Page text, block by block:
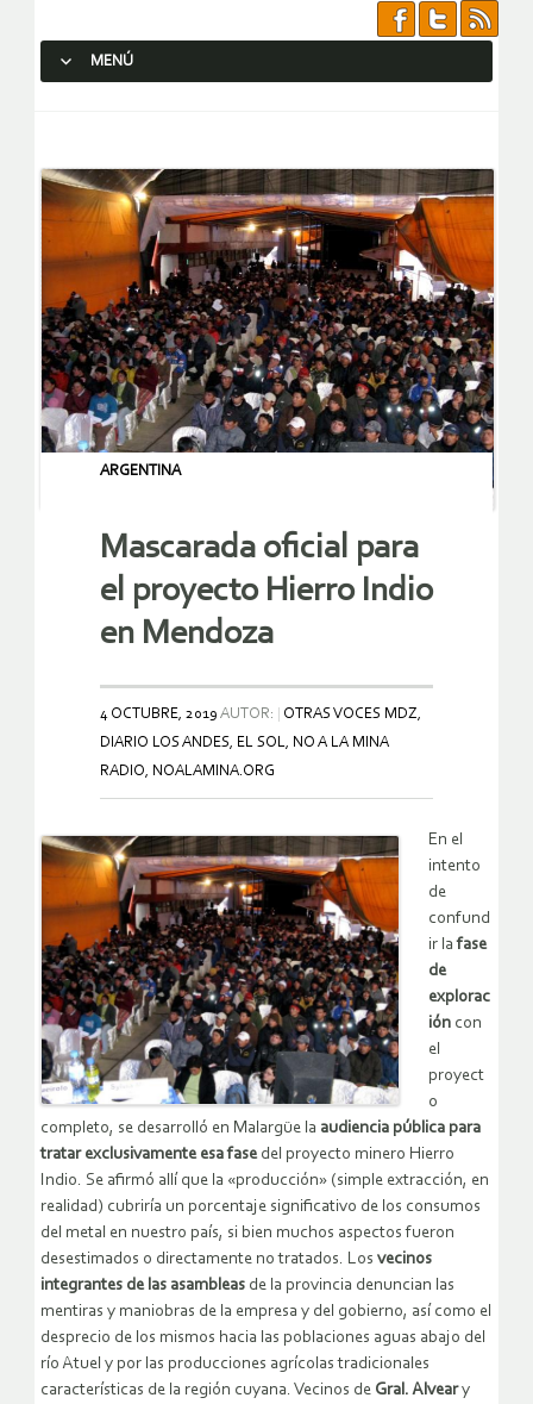
MENÚ
ARGENTINA
Mascarada oficial para
el proyecto Hierro Indio
en Mendoza
4 OCTUBRE, 2019 AUTOR:
OTRAS VOCES MDZ,
DIARIO LOS ANDES, EL SOL, NO A LA MINA
RADIO, NOALAMINA.ORG
En el
intento
de
confund
ir lafase
de
explorac
ión con
el
proyect
o
completo, se desarrolló en Malargüe la audiencia pública para
tratar exclusivamente esa fasedel proyecto minero Hierro
Indio. Se afirmó allí que la «producción» (simple extracción, en
realidad) cubriría un porcentaje significativo de los consumos
del metal en nuestro país, si bien muchos aspectos fueron
desestimados o directamente no tratados. Los vecinos
integrantes de las asambleas de la provincia denuncian las
mentiras y maniobras de la empresa y del gobierno, así como el
desprecio de los mismos hacia las poblaciones aguas abajo del
río Atuel y por las producciones agrícolas tradicionales
características de la región cuyana. Vecinos de Gral. Alveary